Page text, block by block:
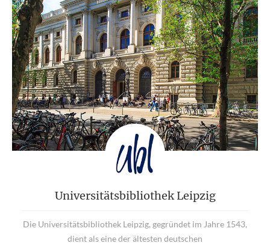
Universitätsbibliothek Leipzig
Die Universitätsbibliothek Leipzig, gegründet im Jahre 1543,
dient als eine der ältesten deutschen